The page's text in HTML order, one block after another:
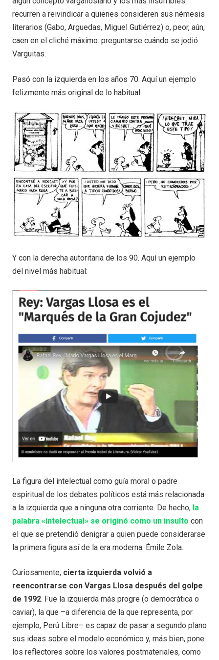
recurren a reivindicar a quienes consideren sus némesis
literarios (Gabo, Arguedas, Miguel Gutiérrez) o, peor, aún,
caen en el cliché máximo: preguntarse cuándo se jodió
Varguitas.
Pasó con la izquierda en los años 70. Aquí un ejemplo
felizmente más original de lo habitual:
Y con la derecha autoritaria de los 90. Aquí un ejemplo
del nivel más habitual:
La figura del intelectual como guía moral o padre
espiritual de los debates políticos está más relacionada
a la izquierda que a ninguna otra corriente. De hecho, la
palabra «intelectual» se originó como un insulto con
el que se pretendió denigrar a quien puede considerarse
la primera figura así de la era moderna: Émile Zola.
Curiosamente, cierta izquierda volvió a
reencontrarse con Vargas Llosa después del golpe
de 1992. Fue la izquierda más progre (o democrática o
caviar), la que –a diferencia de la que representa, por
ejemplo, Perú Libre– es capaz de pasar a segundo plano
sus ideas sobre el modelo económico y, más bien, pone
los reflectores sobre los valores postmateriales, como